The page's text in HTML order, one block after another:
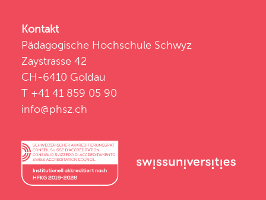
Kontakt
Pädagogische Hochschule Schwyz
Zaystrasse 42
CH-6410 Goldau
T +41 41 859 05 90
info@phsz.ch